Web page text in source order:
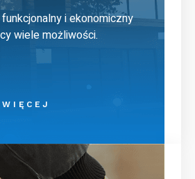
i ekonomiczny
wiele możliwości.